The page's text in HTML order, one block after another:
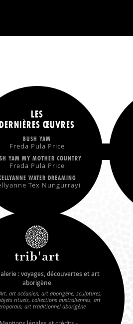
LES
DERNIÈRES ŒUVRES
BUSH YAM
Freda Pula Price
YAM MY MOTHER COUNTRY
Freda Pula Price
WATER DREAMING
Tex Nungurrayi
trib'art
: voyages, découvertes et art
aborigène
art océanien, art aborigène, sculptures,
rituels, collections australiennes, art
art traditionnel aborigène